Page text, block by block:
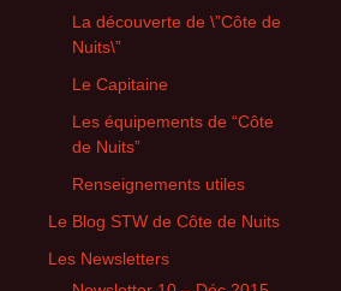
La découverte de \”Côte de
Nuits\”
Le Capitaine
Les équipements de “Côte
de Nuits”
Renseignements utiles
Le Blog STW de Côte de Nuits
Les Newsletters